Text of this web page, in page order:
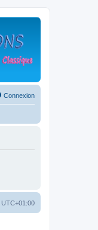
Connexion
UTC+01:00